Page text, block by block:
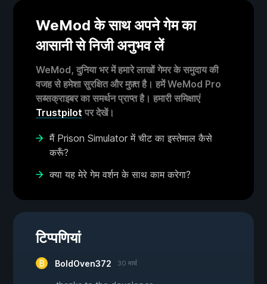
WeMod के साथ अपने गेम का
आसानी से निजी अनुभव लें
WeMod, दुनिया भर में हमारे लाखों गेमर के समुदाय की
वजह से हमेशा सुरक्षित और मुफ़्त है। हमें WeMod Pro
सब्सक्राइबर का समर्थन प्राप्त है। हमारी समिक्षाएं
Trustpilot पर देखें।
मैं Prison Simulator में चीट का इस्तेमाल कैसे
करूँ?
क्या यह मेरे गेम वर्शन के साथ काम करेगा?
टिप्पणियां
BoldOven372 30 मार्च